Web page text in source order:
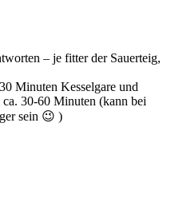
– je fitter der Sauerteig,
Minuten Kesselgare und
30-60 Minuten (kann bei
sein 😉 )